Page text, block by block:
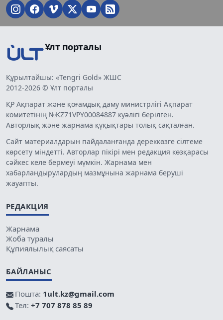
Ұлт порталы
Құрылтайшы: «Tengri Gold» ЖШС
2012-2026 © Ұлт порталы
ҚР Ақпарат және қоғамдық даму министрлігі Ақпарат
комитетінің №KZ71VPY00084887 куәлігі берілген.
Авторлық және жарнама құқықтары толық сақталған.
Сайт материалдарын пайдаланғанда дереккөзге сілтеме
көрсету міндетті. Авторлар пікірі мен редакция көзқарасы
сәйкес келе бермеуі мүмкін. Жарнама мен
хабарландырулардың мазмұнына жарнама беруші
жауапты.
РЕДАКЦИЯ
Жарнама
Жоба туралы
Құпиялылық саясаты
БАЙЛАНЫС
Пошта: 1ult.kz@gmail.com
Тел: +7 707 878 85 89